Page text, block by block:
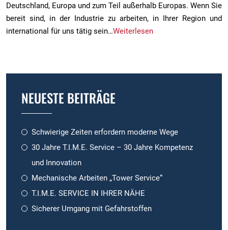
Deutschland, Europa und zum Teil außerhalb Europas. Wenn Sie
bereit sind, in der Industrie zu arbeiten, in Ihrer Region und
international für uns tätig sein…Weiterlesen
NEUESTE BEITRÄGE
Schwierige Zeiten erfordern moderne Wege
30 Jahre T.I.M.E. Service – 30 Jahre Kompetenz
und Innovation
Mechanische Arbeiten „Tower Service“
T.I.M.E. SERVICE IN IHRER NÄHE
Sicherer Umgang mit Gefahrstoffen